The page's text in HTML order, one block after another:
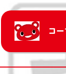
コー